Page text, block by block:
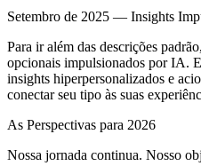
Setembro de 2025 — Insights
Para ir além das descrições
opcionais impulsionados por IA.
insights hiperpersonalizados e
conectar seu tipo às suas
As Perspectivas para 2026
Nossa jornada continua. Nosso